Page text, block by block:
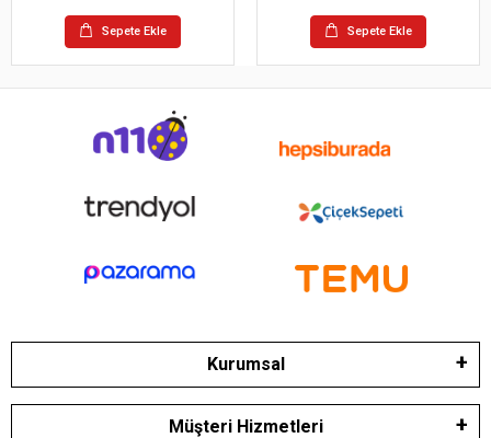
Sepete Ekle Sepete Ekle
Kurumsal
Müşteri Hizmetleri